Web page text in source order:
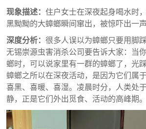
现象描述：住户女士在深夜起身喝水时
黑黝黝的大蟑螂瞬间窜出，被惊吓出一声
深度分析：很多人误以为蟑螂只要用脚
无锡崇源虫害消杀公司要告诉大家：当
螂时，可以说家里有一群的蟑螂了，光
蟑螂之所以在深夜活动，是因为它们属
喜黑、喜暖、喜湿。凌晨时分，人类处
静，正是它们外出觅食、活动的高峰期。